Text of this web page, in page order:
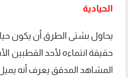
الحيادية
يحاول بشتى الطرق أن يكون
حقيقة انتماءه لأحد القطبين
المشاهد المدقق يعرف أنه